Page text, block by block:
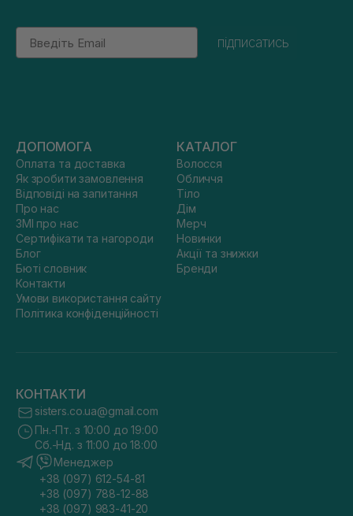
Email
підписатись
ДОПОМОГА
Оплата та доставка
Як зробити замовлення
Відповіді на запитання
Про нас
ЗМІ про нас
Сертифікати та нагороди
Блог
Бюті словник
Контакти
Умови використання сайту
Політика конфіденційності
КАТАЛОГ
Волосся
Обличчя
Тіло
Дім
Мерч
Новинки
Акції та знижки
Бренди
КОНТАКТИ
sisters.co.ua@gmail.com
Пн.-Пт. з 10:00 до 19:00
Сб.-Нд. з 11:00 до 18:00
Менеджер
+38 (097) 612-54-81
+38 (097) 788-12-88
+38 (097) 983-41-20